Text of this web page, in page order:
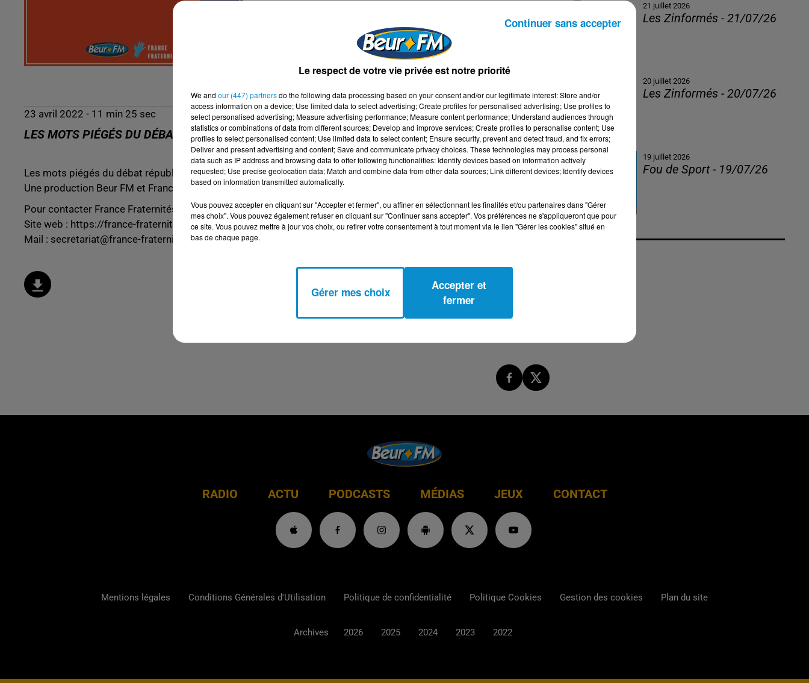
23 avril 2022 - 11 min 25 sec
LES MOTS PIÉGÉS DU DÉBAT RÉPUBLICAIN DU 23-04-2022
Les mots piégés du débat républicain est un programme présenté par Pierre Henry.
Une production Beur FM et France Fraternités !
Pour contacter France Fraternités :
Site web : https://france-fraternites.org
Mail : secretariat@france-fraternites.org
21 juillet 2026
Les Zinformés - 21/07/26
20 juillet 2026
Les Zinformés - 20/07/26
19 juillet 2026
Fou de Sport - 19/07/26
RADIO ACTU PODCASTS MÉDIAS JEUX CONTACT
Mentions légales Conditions Générales d'Utilisation Politique de confidentialité Politique Cookies Gestion des cookies Plan du site
Archives 2026 2025 2024 2023 2022
Le respect de votre vie privée est notre priorité
We and our (447) partnersdo the following data processing based on your consent and/or our legitimate interest: Store and/or
access information on a device; Use limited data to select advertising; Create profiles for personalised advertising; Use profiles to
select personalised advertising; Measure advertising performance; Measure content performance; Understand audiences through
statistics or combinations of data from different sources; Develop and improve services; Create profiles to personalise content; Use
profiles to select personalised content; Use limited data to select content; Ensure security, prevent and detect fraud, and fix errors;
Deliver and present advertising and content; Save and communicate privacy choices. These technologies may process personal
data such as IP address and browsing data to offer following functionalities: Identify devices based on information actively
requested; Use precise geolocation data; Match and combine data from other data sources; Link different devices; Identify devices
based on information transmitted automatically.
Vous pouvez accepter en cliquant sur "Accepter et fermer", ou affiner en sélectionnant les finalités et/ou partenaires dans "Gérer
mes choix". Vous pouvez également refuser en cliquant sur "Continuer sans accepter". Vos préférences ne s'appliqueront que pour
ce site. Vous pouvez mettre à jour vos choix, ou retirer votre consentement à tout moment via le lien "Gérer les cookies" situé en
bas de chaque page.
Gérer mes choix
Accepter et
fermer
Continuer sans accepter